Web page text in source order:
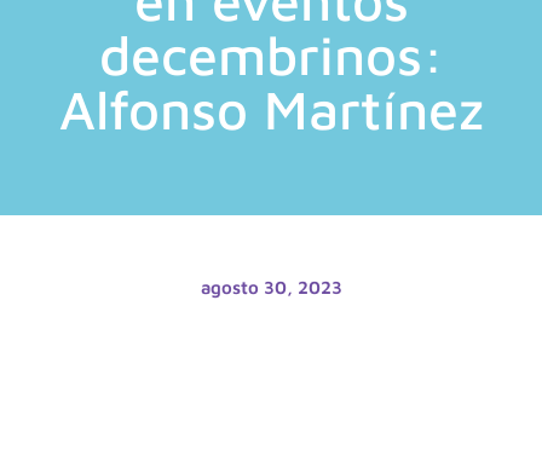
decembrinos:
Alfonso Martínez
agosto 30, 2023